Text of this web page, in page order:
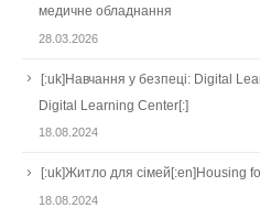
медичне обладнання
28.03.2026
[:uk]Навчання у безпеці: Digital
Digital Learning Center[:]
18.08.2024
[:uk]Житло для сімей[:en]Housing
18.08.2024